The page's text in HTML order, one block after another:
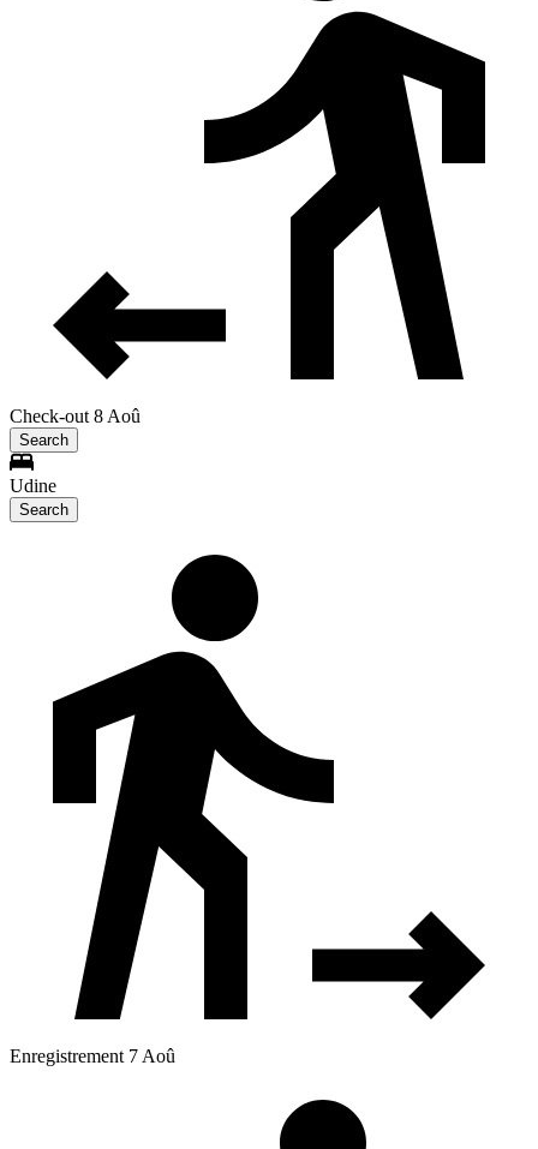
Check-out 8 Aoû
Search
Udine
Search
Enregistrement 7 Aoû